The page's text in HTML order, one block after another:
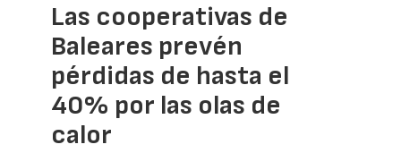
Las cooperativas de
Baleares prevén
pérdidas de hasta el
40% por las olas de
calor